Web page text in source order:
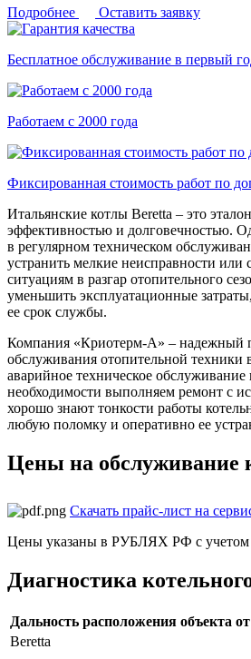
Подробнее
Оставить заявку
Бесплатное обслуживание в первый
Работаем с 2000 года
Фиксированная стоимость работ по
Итальянские котлы Beretta – это
эффективностью и долговечностью.
в регулярном техническом
устранить мелкие неисправности
ситуациям в разгар отопительного
уменьшить эксплуатационные
ее срок службы.
Компания «Криотерм-А» – надежный
обслуживания отопительной
аварийное техническое
необходимости выполняем ремонт с
хорошо знают тонкости работы
любую поломку и оперативно ее
Цены на обслуживание
Скачать прайс-лист на
Цены указаны в РУБЛЯХ РФ с
Диагностика
Дальность расположения объекта
Beretta